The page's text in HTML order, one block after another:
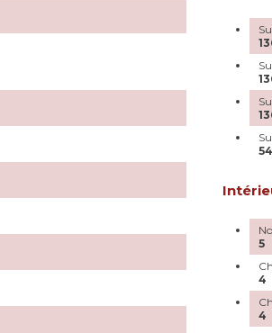
5
4
4